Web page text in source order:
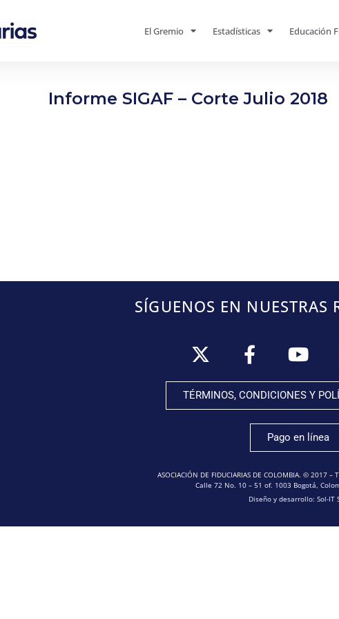
El Gremio Estadísticas Educación
Informe SIGAF – Corte Julio 2018
SÍGUENOS EN NUESTRAS
TÉRMINOS, CONDICIONES Y
Pago en línea
ASOCIACIÓN DE FIDUCIARIAS DE COLOMBIA. © 2017
Calle 72 No. 10 – 51 of. 1003 Bogotá,
Diseño y desarrollo: Sol-IT